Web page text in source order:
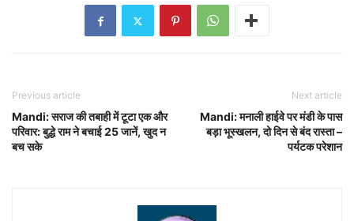
Previous article
Mandi: सराज की तबाही में टूटा एक और
परिवार: बुद्धे राम ने बचाई 25 जानें, खुद न
बच सके
Next article
Mandi: मनाली हाईवे पर मंडी के पास
बड़ा भूस्खलन, दो दिन से बंद रास्ता –
पर्यटक परेशान